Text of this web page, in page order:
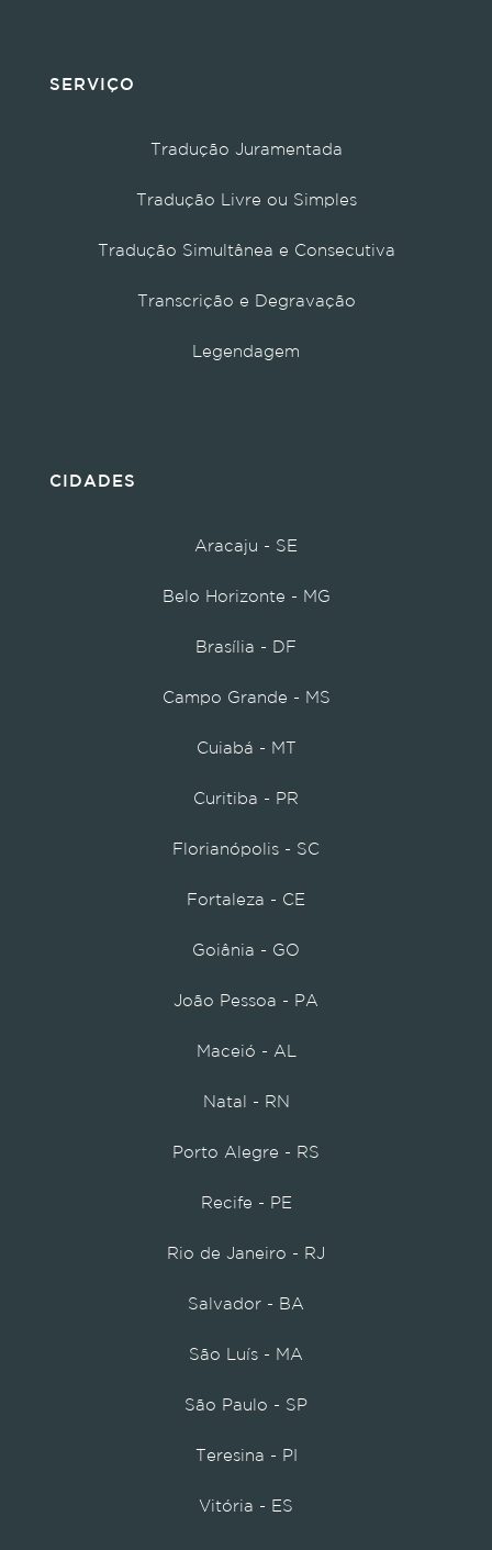
SERVIÇO
Tradução Juramentada
Tradução Livre ou Simples
Tradução Simultânea e Consecutiva
Transcrição e Degravação
Legendagem
CIDADES
Aracaju - SE
Belo Horizonte - MG
Brasília - DF
Campo Grande - MS
Cuiabá - MT
Curitiba - PR
Florianópolis - SC
Fortaleza - CE
Goiânia - GO
João Pessoa - PA
Maceió - AL
Natal - RN
Porto Alegre - RS
Recife - PE
Rio de Janeiro - RJ
Salvador - BA
São Luís - MA
São Paulo - SP
Teresina - PI
Vitória - ES